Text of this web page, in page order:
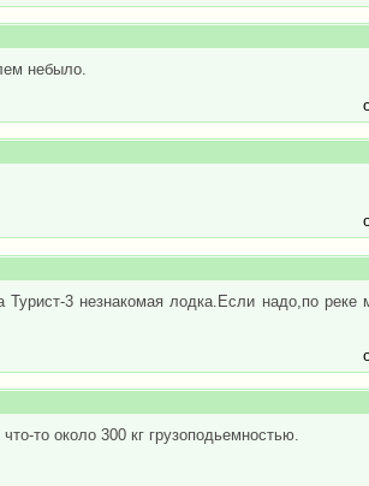
небыло.
3 незнакомая лодка.Если надо,по реке
то около 300 кг грузоподьемностью.